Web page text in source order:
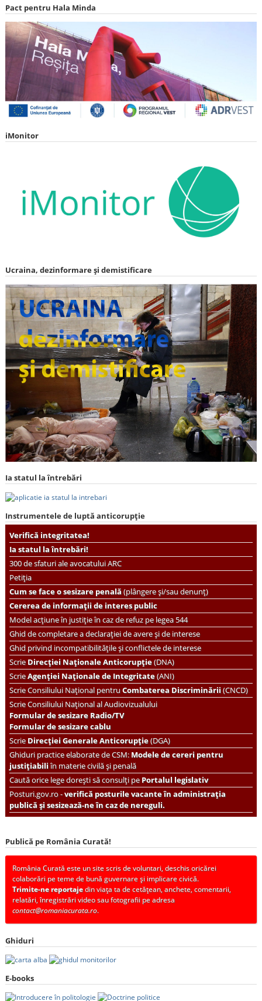
Pact pentru Hala Minda
iMonitor
Ucraina, dezinformare și demistificare
Ia statul la întrebări
Instrumentele de luptă anticorupție
Verifică integritatea!
Ia statul la întrebări!
300 de sfaturi ale avocatului ARC
Petiția
Cum se face o sesizare penală(plângere și/sau denunț)
Cererea de informații de interes public
Model acțiune în justiție în caz de refuz pe legea 544
Ghid de completare a declarației de avere și de interese
Ghid privind incompatibilitățile și conflictele de interese
ScrieDirecției Naționale Anticorupție(DNA)
ScrieAgenției Naționale de Integritate(ANI)
ScrieConsiliului Național pentruCombaterea Discriminării(CNCD)
Scrie Consiliului Național al Audiovizualului
Formular de sesizare Radio/TV
Formular de sesizare cablu
ScrieDirecției Generale Anticorupție(DGA)
Ghiduri practice elaborate de CSM: Modele de cereri pentru
justițiabiliîn materie civilă și penală
Caută orice lege dorești să consulți pePortalul legislativ
Posturi.gov.ro -verifică posturile vacante în administrația
publică și sesizează-ne în caz de nereguli.
Publică pe România Curată!
România Curată este un site scris de voluntari, deschis oricărei
colaborări pe teme de bună guvernare și implicare civică.
Trimite-ne reportajedin viața ta de cetățean, anchete, comentarii,
relatări, înregistrări video sau fotografii pe adresa
contact@romaniacurata.ro.
Ghiduri
E-books